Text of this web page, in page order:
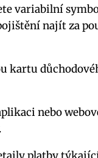
variabilní
najít za
kartu
nebo